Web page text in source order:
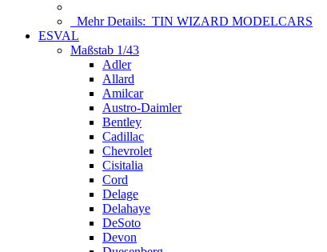
Mehr Details: TIN WIZARD MODELCARS
ESVAL
Maßstab 1/43
Adler
Allard
Amilcar
Austro-Daimler
Bentley
Cadillac
Chevrolet
Cisitalia
Cord
Delage
Delahaye
DeSoto
Devon